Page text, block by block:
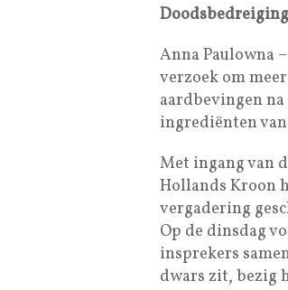
Anna Paulowna
verzoek om
aardbevingen
ingrediënten van
Met ingang van
Hollands Kroon
vergadering
Op de dinsdag
insprekers
dwars zit, bezig